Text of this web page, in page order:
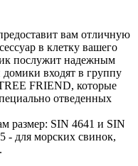
вам отличную
в клетку вашего
послужит надежным
входят в группу
FRIEND, которые
отведенных
размер: SIN 4641 и SIN
- для морских свинок,